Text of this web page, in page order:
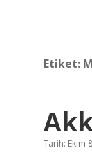
Etiket:
Tarih: Ekim